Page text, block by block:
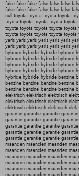
false false false false false false
false false false false false false
null toyota toyota toyota toyota
toyota toyota toyota toyota
toyota toyota toyota toyota
toyota toyota toyota toyota toyota
yaris yaris yaris yaris yaris yaris
yaris yaris yaris yaris yaris yaris
hybride hybride hybride hybride
hybride hybride hybride hybride
hybride hybride hybride hybride
hybride hybride hybride hybride
hybride hybride hybride benzine
benzine benzine benzine benzine
benzine benzine benzine benzine
elektrisch elektrisch elektrisch
elektrisch elektrisch elektrisch
elektrisch elektrisch elektrisch
garantie garantie garantie
garantie garantie garantie
garantie garantie garantie
garantie garantie garantie
garantie garantie garantie
maanden maanden maanden
maanden maanden maanden
maanden maanden maanden
maanden maanden maanden
maanden maanden maanden
maanden maanden maanden